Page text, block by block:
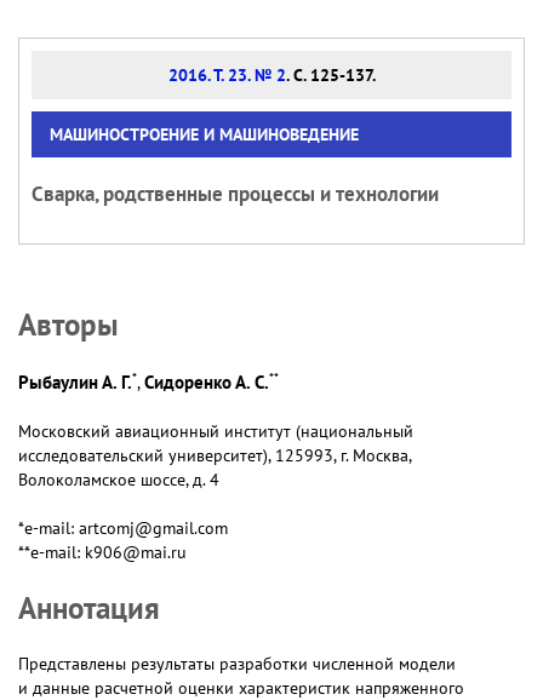
2016. Т. 23. № 2. С. 125-137.
МАШИНОСТРОЕНИЕ И МАШИНОВЕДЕНИЕ
Сварка, родственные процессы и технологии
Авторы
Рыбаулин А. Г.*,Сидоренко А. С.**
Московский авиационный институт (национальный
исследовательский университет), 125993, г. Москва,
Волоколамское шоссе, д. 4
*e-mail: artcomj@gmail.com
**e-mail: k906@mai.ru
Аннотация
Представлены результаты разработки численной модели
и данные расчетной оценки характеристик напряженного